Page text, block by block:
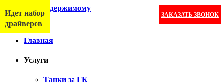
Перейти к содержимому
ЗАКАЗАТЬ ЗВОНОК
Меню
Главная
Услуги
Танки за ГК
Идет набор
драйверов